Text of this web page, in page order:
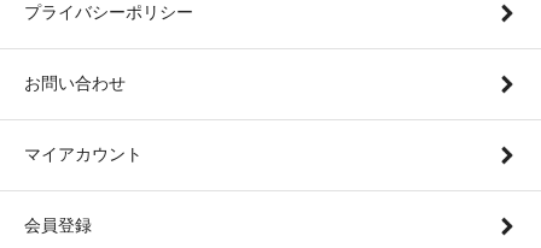
プライバシーポリシー
お問い合わせ
マイアカウント
会員登録